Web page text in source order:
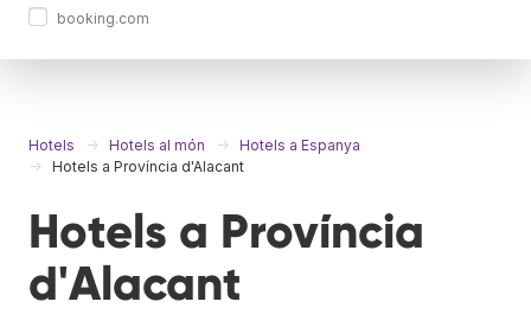
booking.com
Hotels Hotels al món
Hotels a Espanya
Hotels a Província d'Alacant
Hotels a Província
d'Alacant